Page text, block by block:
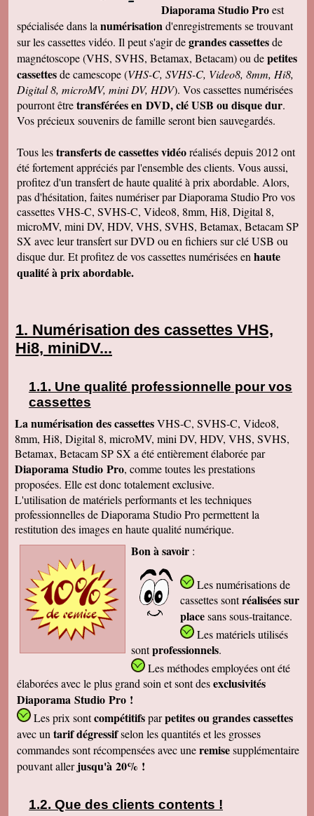
Diaporama Studio Proest
spécialisée dans la numérisationd'enregistrements se trouvant
sur les cassettes vidéo. Il peut s'agir degrandes cassettesde
magnétoscope (VHS, SVHS, Betamax, Betacam) ou depetites
cassettesde camescope (VHS-C, SVHS-C, Video8, 8mm, Hi8,
Digital 8, microMV, mini DV, HDV). Vos cassettes numérisées
pourront êtretransférées en DVD, clé USB ou disque dur.
Vos précieux souvenirs de famille seront bien sauvegardés.
Tous lestransferts de cassettes vidéoréalisés depuis 2012 ont
été fortement appréciés par l'ensemble des clients. Vous aussi,
profitez d'un transfert de haute qualité à prix abordable. Alors,
pas d'hésitation, faites numériser par Diaporama Studio Pro vos
cassettes VHS-C, SVHS-C, Video8, 8mm, Hi8, Digital 8,
microMV, mini DV, HDV, VHS, SVHS, Betamax, Betacam SP
SX avec leur transfert sur DVD ou en fichiers sur clé USB ou
disque dur. Et profitez de vos cassettes numérisées en haute
qualité à prix abordable.
Numérisation des cassettes VHS,
Hi8, miniDV...
Une qualité professionnelle pour vos
cassettes
La numérisation des cassettesVHS-C, SVHS-C, Video8,
8mm, Hi8, Digital 8, microMV, mini DV, HDV, VHS, SVHS,
Betamax, Betacam SP SX a été entièrement élaborée par
Diaporama Studio Pro, comme toutes les prestations
proposées. Elle est donc totalement exclusive.
L'utilisation de matériels performants et les techniques
professionnelles de Diaporama Studio Pro permettent la
restitution des images en haute qualité numérique.
Bon à savoir :
Les numérisations de
cassettessontréalisées sur
placesans sous-traitance.
Les matériels utilisés
sontprofessionnels.
Les méthodes employéesont été
élaborées avec le plus grand soin et sont desexclusivités
Diaporama Studio Pro !
Les prix sontcompétitifsparpetitesou grandes cassettes
avec un tarif dégressifselon les quantités et les grosses
commandes sont récompensées avec uneremisesupplémentaire
pouvant allerjusqu'à 20% !
Que des clients contents !